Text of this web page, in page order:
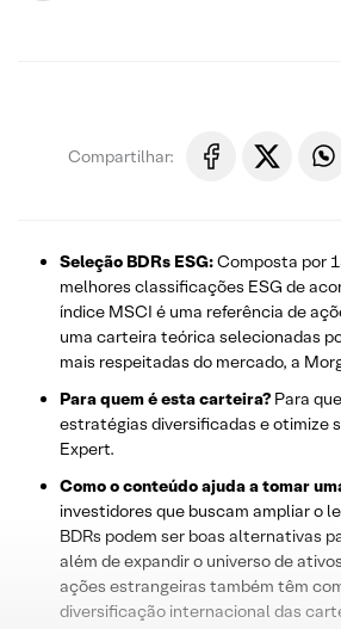
Compartilhar:
Seleção BDRs ESG:Composta por
melhores classificações ESG de
índice MSCI é uma referência de
uma carteira teórica selecionadas
mais respeitadas do mercado, a
Para quem é esta carteira? Para
estratégias diversificadas e otimize
Expert.
Como o conteúdo ajuda a tomar
investidores que buscam ampliar o
BDRs podem ser boas alternativas
além de expandir o universo de
ações estrangeiras também têm
diversificação internacional das